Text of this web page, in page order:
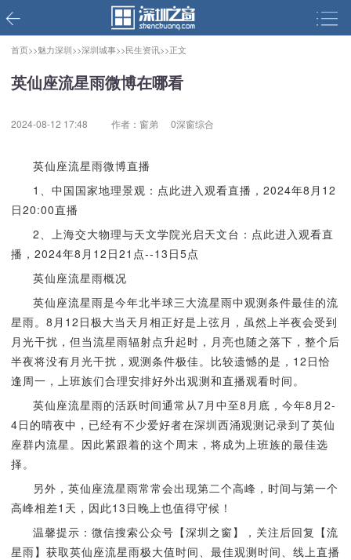
首页>>魅力深圳>>深圳城事>>民生资讯>>正文
英仙座流星雨微博在哪看
2024-08-12 17:48 作者：窗弟 0深窗综合
英仙座流星雨微博直播
1、中国国家地理景观：点此进入观看直播，2024年8月12
日20:00直播
2、上海交大物理与天文学院光启天文台：点此进入观看直
播，2024年8月12日21点--13日5点
英仙座流星雨概况
英仙座流星雨是今年北半球三大流星雨中观测条件最佳的流
星雨。8月12日极大当天月相正好是上弦月，虽然上半夜会受到
月光干扰，但当流星雨辐射点升起时，月亮也随之落下，整个后
半夜将没有月光干扰，观测条件极佳。比较遗憾的是，12日恰
逢周一，上班族们合理安排好外出观测和直播观看时间。
英仙座流星雨的活跃时间通常从7月中至8月底，今年8月2-
4日的晴夜中，已经有不少爱好者在深圳西涌观测记录到了英仙
座群内流星。因此紧跟着的这个周末，将成为上班族的最佳选
择。
另外，英仙座流星雨常常会出现第二个高峰，时间与第一个
高峰相差1天，因此13日晚上也值得守候！
温馨提示：微信搜索公众号【深圳之窗】，关注后回复【流
星雨】获取英仙座流星雨极大值时间、最佳观测时间、线上直播